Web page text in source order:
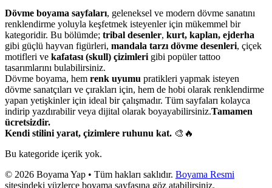
Dövme boyama sayfaları, geleneksel ve modern dövme sanatını
renklendirme yoluyla keşfetmek isteyenler için mükemmel bir
kategoridir. Bu bölümde; tribal desenler, kurt, kaplan, ejderha
gibi güçlü hayvan figürleri, mandala tarzı dövme desenleri, çiçek
motifleri ve kafatası (skull) çizimleri gibi popüler tattoo
tasarımlarını bulabilirsiniz.
Dövme boyama, hem renk uyumu pratikleri yapmak isteyen
dövme sanatçıları ve çırakları için, hem de hobi olarak renklendirme
yapan yetişkinler için ideal bir çalışmadır. Tüm sayfaları kolayca
indirip yazdırabilir veya dijital olarak boyayabilirsiniz.Tamamen
ücretsizdir.
Kendi stilini yarat, çizimlere ruhunu kat. 🎨🔥
Bu kategoride içerik yok.
© 2026 Boyama Yap • Tüm hakları saklıdır. Boyama Resmi
sitesindeki yüzlerce boyama sayfasına göz atabilirsiniz.